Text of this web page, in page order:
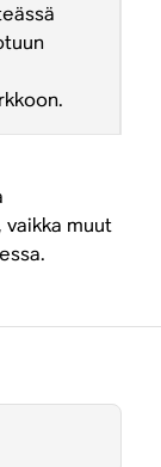
vaikka muut